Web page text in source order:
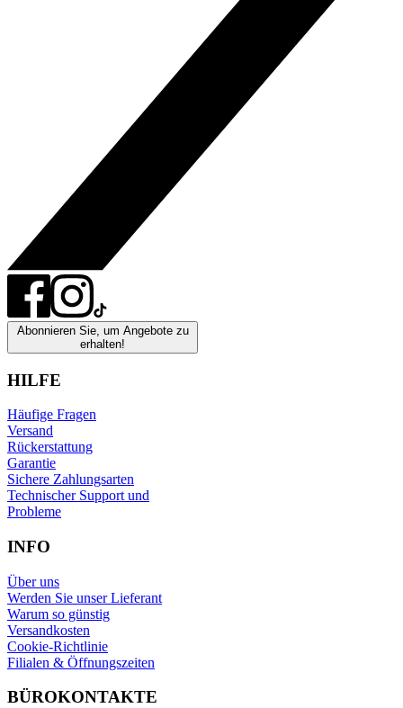
Abonnieren Sie, um Angebote zu
erhalten!
HILFE
Häufige Fragen
Versand
Rückerstattung
Garantie
Sichere Zahlungsarten
Technischer Support und
Probleme
INFO
Über uns
Werden Sie unser Lieferant
Warum so günstig
Versandkosten
Cookie-Richtlinie
Filialen & Öffnungszeiten
BÜROKONTAKTE